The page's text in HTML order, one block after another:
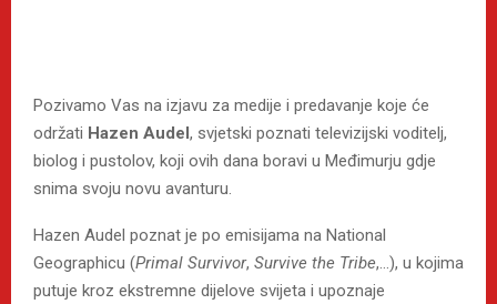
Pozivamo Vas na izjavu za medije i predavanje koje će
održati Hazen Audel, svjetski poznati televizijski voditelj,
biolog i pustolov, koji ovih dana boravi u Međimurju gdje
snima svoju novu avanturu.
Hazen Audel poznat je po emisijama na National
Geographicu (Primal Survivor, Survive the Tribe,…), u kojima
putuje kroz ekstremne dijelove svijeta i upoznaje